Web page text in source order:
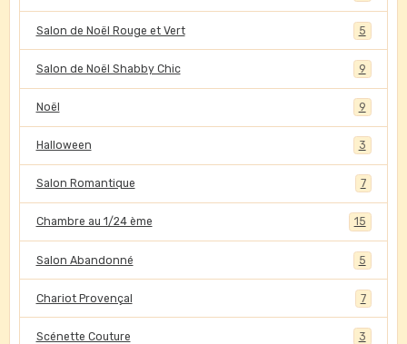
Salon de Noël Rouge et Vert 5
Salon de Noël Shabby Chic 9
Noël 9
Halloween 3
Salon Romantique 7
Chambre au 1/24 ème 15
Salon Abandonné 5
Chariot Provençal 7
Scénette Couture 3